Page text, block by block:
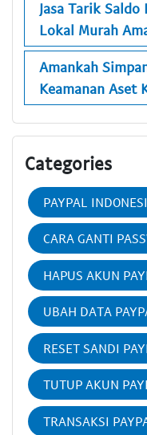
Jasa Tarik
Lokal Murah
Amankah
Keamanan Aset
Categories
PAYPAL
CARA GANTI
HAPUS AKUN
UBAH DATA
RESET SANDI
TUTUP AKUN
TRANSAKSI